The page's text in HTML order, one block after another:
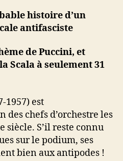
histoire d’un
antifasciste
de Puccini, et
Scala à seulement 31
1957) est
des chefs d’orchestre les
siècle. S’il reste connu
sur le podium, ses
bien aux antipodes !